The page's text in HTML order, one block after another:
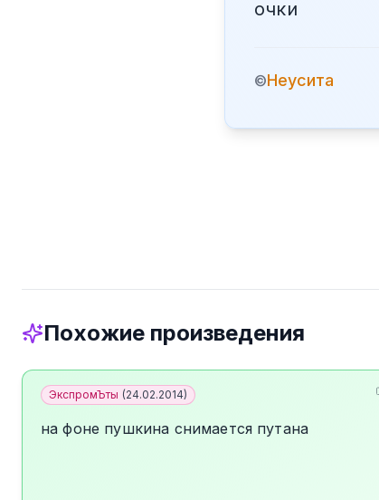
очки
©Неусита
Похожие произведения
ЭкспромЪты (24.02.2014)
на фоне пушкина снимается путана